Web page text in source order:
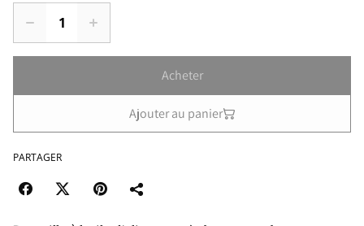
Acheter
Ajouter au panier
PARTAGER